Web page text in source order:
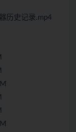
历史记录.mp4